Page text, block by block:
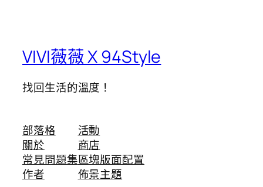
VIVI薇薇 X 94Style
找回生活的溫度！
部落格
關於
常見問題集
作者
活動
商店
區塊版面配置
佈景主題